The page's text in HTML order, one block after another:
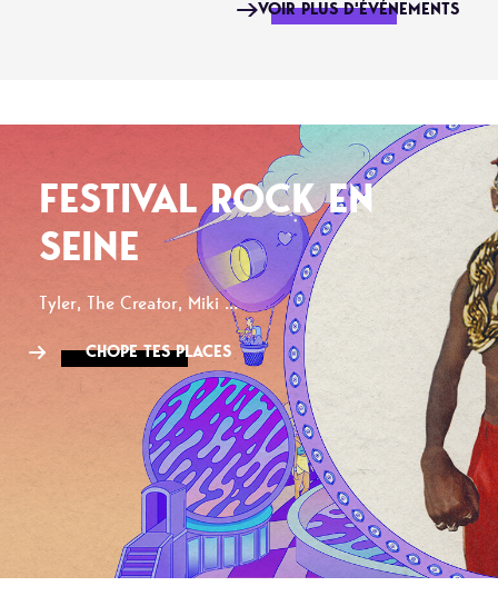
VOIR PLUS D'ÉVÉNEMENTS
FESTIVAL ROCK EN
SEINE
Tyler, The Creator, Miki ...
CHOPE TES PLACES